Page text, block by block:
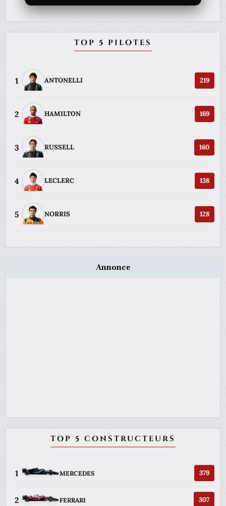
TOP 5 PILOTES
1 ANTONELLI 219
2 HAMILTON 169
3 RUSSELL 160
4 LECLERC 138
5 NORRIS 128
Annonce
TOP 5 CONSTRUCTEURS
1 MERCEDES 379
2 FERRARI 307